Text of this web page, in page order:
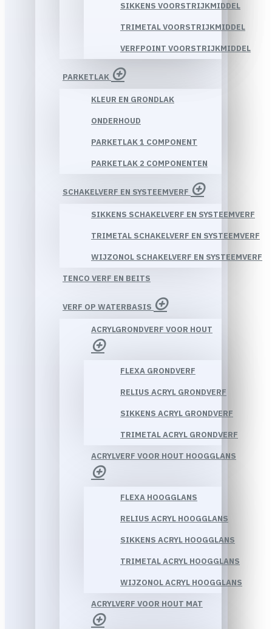
SIKKENS VOORSTRIJKMIDDEL
TRIMETAL VOORSTRIJKMIDDEL
VERFPOINT VOORSTRIJKMIDDEL
PARKETLAK
KLEUR EN GRONDLAK
ONDERHOUD
PARKETLAK 1 COMPONENT
PARKETLAK 2 COMPONENTEN
SCHAKELVERF EN SYSTEEMVERF
SIKKENS SCHAKELVERF EN SYSTEEMVERF
TRIMETAL SCHAKELVERF EN SYSTEEMVERF
WIJZONOL SCHAKELVERF EN SYSTEEMVERF
TENCO VERF EN BEITS
VERF OP WATERBASIS
ACRYLGRONDVERF VOOR HOUT
FLEXA GRONDVERF
RELIUS ACRYL GRONDVERF
SIKKENS ACRYL GRONDVERF
TRIMETAL ACRYL GRONDVERF
ACRYLVERF VOOR HOUT HOOGGLANS
FLEXA HOOGGLANS
RELIUS ACRYL HOOGGLANS
SIKKENS ACRYL HOOGGLANS
TRIMETAL ACRYL HOOGGLANS
WIJZONOL ACRYL HOOGGLANS
ACRYLVERF VOOR HOUT MAT